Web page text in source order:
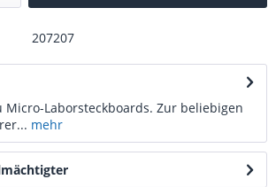
207207
Micro-Laborsteckboards. Zur beliebigen
mehr